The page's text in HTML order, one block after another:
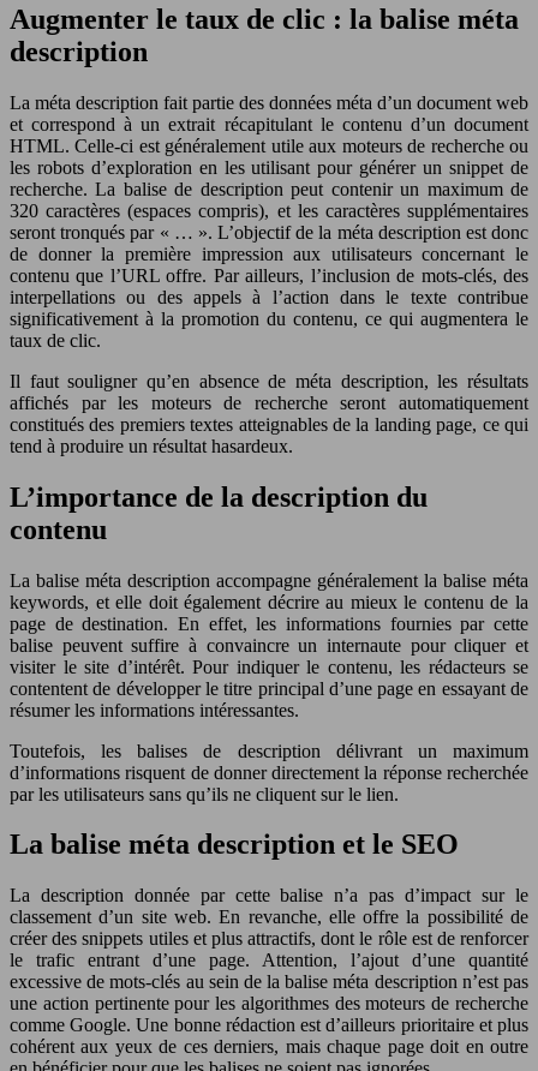
Augmenter le taux de clic : la balise méta
description
La méta description fait partie des données méta d’un document web
et correspond à un extrait récapitulant le contenu d’un document
HTML. Celle-ci est généralement utile aux moteurs de recherche ou
les robots d’exploration en les utilisant pour générer un snippet de
recherche. La balise de description peut contenir un maximum de
320 caractères (espaces compris), et les caractères supplémentaires
seront tronqués par « … ». L’objectif de la méta description est donc
de donner la première impression aux utilisateurs concernant le
contenu que l’URL offre. Par ailleurs, l’inclusion de mots-clés, des
interpellations ou des appels à l’action dans le texte contribue
significativement à la promotion du contenu, ce qui augmentera le
taux de clic.
Il faut souligner qu’en absence de méta description, les résultats
affichés par les moteurs de recherche seront automatiquement
constitués des premiers textes atteignables de la landing page, ce qui
tend à produire un résultat hasardeux.
L’importance de la description du
contenu
La balise méta description accompagne généralement la balise méta
keywords, et elle doit également décrire au mieux le contenu de la
page de destination. En effet, les informations fournies par cette
balise peuvent suffire à convaincre un internaute pour cliquer et
visiter le site d’intérêt. Pour indiquer le contenu, les rédacteurs se
contentent de développer le titre principal d’une page en essayant de
résumer les informations intéressantes.
Toutefois, les balises de description délivrant un maximum
d’informations risquent de donner directement la réponse recherchée
par les utilisateurs sans qu’ils ne cliquent sur le lien.
La balise méta description et le SEO
La description donnée par cette balise n’a pas d’impact sur le
classement d’un site web. En revanche, elle offre la possibilité de
créer des snippets utiles et plus attractifs, dont le rôle est de renforcer
le trafic entrant d’une page. Attention, l’ajout d’une quantité
excessive de mots-clés au sein de la balise méta description n’est pas
une action pertinente pour les algorithmes des moteurs de recherche
comme Google. Une bonne rédaction est d’ailleurs prioritaire et plus
cohérent aux yeux de ces derniers, mais chaque page doit en outre